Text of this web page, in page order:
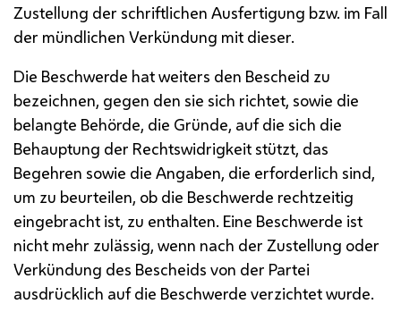
Zustellung der schriftlichen Ausfertigung bzw. im Fall
der mündlichen Verkündung mit dieser.
Die Beschwerde hat weiters den Bescheid zu
bezeichnen, gegen den sie sich richtet, sowie die
belangte Behörde, die Gründe, auf die sich die
Behauptung der Rechtswidrigkeit stützt, das
Begehren sowie die Angaben, die erforderlich sind,
um zu beurteilen, ob die Beschwerde rechtzeitig
eingebracht ist, zu enthalten. Eine Beschwerde ist
nicht mehr zulässig, wenn nach der Zustellung oder
Verkündung des Bescheids von der Partei
ausdrücklich auf die Beschwerde verzichtet wurde.